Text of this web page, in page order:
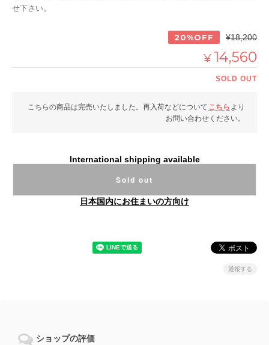
せ下さい。
20%OFF ¥18,200
¥ 14,560
SOLD OUT
こちらの商品は完売いたしました。再入荷などについて こちら より
お問い合わせください。
International shipping available
Sold out
日本国内にお住まいの方向け
通報する
ショップの評価